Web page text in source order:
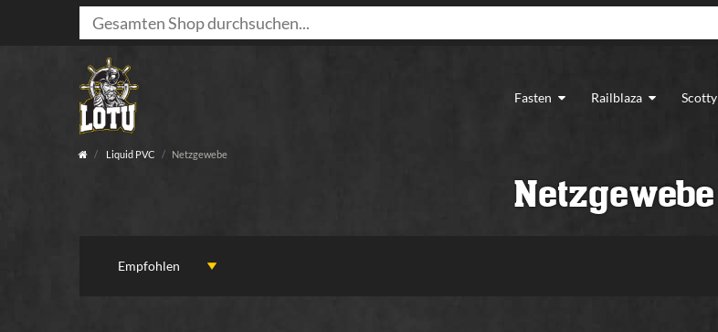
Fasten Railblaza Scotty
Liquid PVC Netzgewebe
Netzgewebe